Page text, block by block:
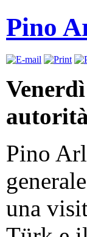
Pino
Pino
una